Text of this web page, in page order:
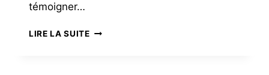
témoigner…
LIRE LA SUITEL’ART